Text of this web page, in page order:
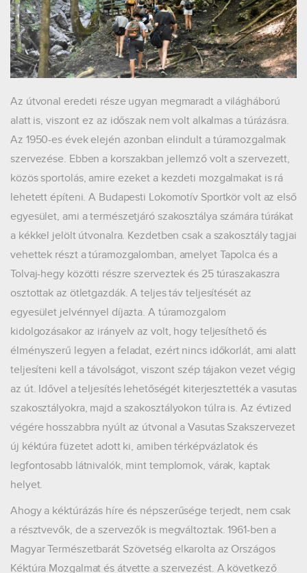
Az útvonal eredeti része ugyan megmaradt a világháború
alatt is, viszont ez az időszak nem volt alkalmas a túrázásra.
Az 1950-es évek elején azonban elindult a túramozgalmak
szervezése. Ebben a korszakban jellemző volt a szervezett,
közös sportolás, amire ezeket a kezdeti mozgalmakat is rá
lehetett építeni. A Budapesti Lokomotív Sportkör volt az első
egyesület, ami a természetjáró szakosztálya számára túrákat
a kékkel jelölt útvonalra. Kezdetben csak a szakosztály tagjai
vehettek részt a túramozgalomban, amelyet Tapolca és a
Tolvaj-hegy közötti részre szerveztek és 25 túraszakaszra
osztottak az ötletgazdák. A teljes táv teljesítését az
egyesület jelvénnyel díjazta. A túramozgalom
kidolgozásakor az irányelv az volt, hogy teljesíthető és
élményszerű legyen a feladat, ezért nincs időkorlát, ami alatt
teljesíteni kell a távolságot, viszont szép tájakon vezet végig
az út. Idővel a teljesítés lehetőségét kiterjesztették a vasutas
szakosztályokra, majd a szakosztályokon túlra is. Az évtized
végére hosszabbra nyúlt az útvonal a Vasutas Szakszervezet
új kéktúra füzetet adott ki, amiben térképvázlatok és
legfontosabb látnivalók, mint templomok, várak, kaptak
helyet.
Ahogy a kéktúrázás híre és népszerűsége terjedt, nem csak
a résztvevők, de a szervezők is megváltoztak. 1961-ben a
Magyar Természetbarát Szövetség elkarolta az Országos
Kéktúra Mozgalmat és átvette a szervezést. A következő